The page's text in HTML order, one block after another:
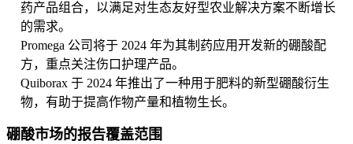
药产品组合，以满足对生态友好型农业解决方案不断增长
的需求。
Promega 公司将于 2024 年为其制药应用开发新的硼酸配
方，重点关注伤口护理产品。
Quiborax 于 2024 年推出了一种用于肥料的新型硼酸衍生
物，有助于提高作物产量和植物生长。
硼酸市场的报告覆盖范围